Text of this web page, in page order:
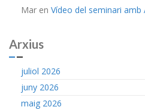
Mar en Vídeo del seminari amb
Arxius
juliol 2026
juny 2026
maig 2026